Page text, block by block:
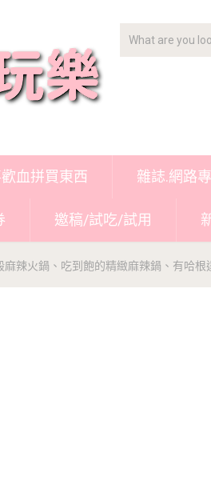
血拼買東西 雜誌.網路
邀稿/試吃/試用
麻辣火鍋、吃到飽的精緻麻辣鍋、有哈根